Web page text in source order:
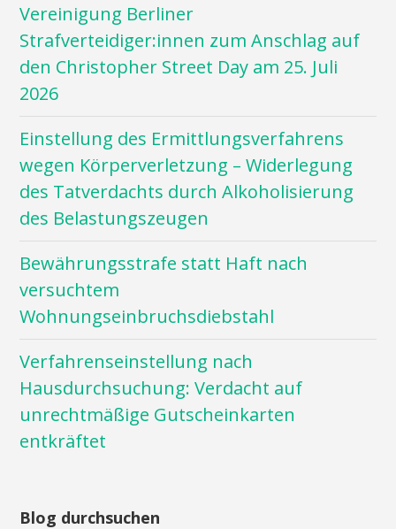
Vereinigung Berliner
Strafverteidiger:innen zum Anschlag auf
den Christopher Street Day am 25. Juli
2026
Einstellung des Ermittlungsverfahrens
wegen Körperverletzung – Widerlegung
des Tatverdachts durch Alkoholisierung
des Belastungszeugen
Bewährungsstrafe statt Haft nach
versuchtem
Wohnungseinbruchsdiebstahl
Verfahrenseinstellung nach
Hausdurchsuchung: Verdacht auf
unrechtmäßige Gutscheinkarten
entkräftet
Blog durchsuchen